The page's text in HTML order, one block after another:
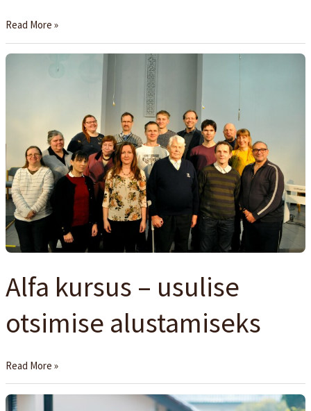
Read More »
Alfa kursus – usulise
otsimise alustamiseks
alustamiseks
Read More »
Erivajadustega